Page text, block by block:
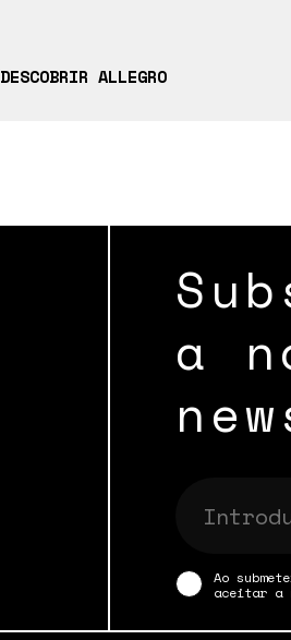
DESCOBRIR ALLEGRO
a
Ao
aceitar a